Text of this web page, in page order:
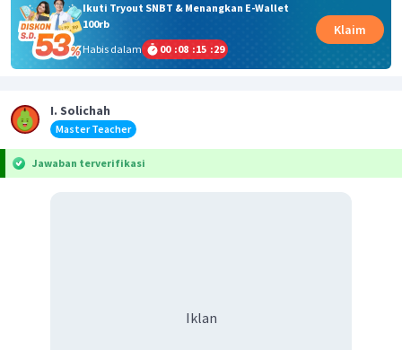
Ikuti Tryout SNBT & Menangkan E-Wallet
100rb
Habis dalam
00 :08 :15 :29
Klaim
I. Solichah
Master Teacher
Jawaban terverifikasi
Iklan